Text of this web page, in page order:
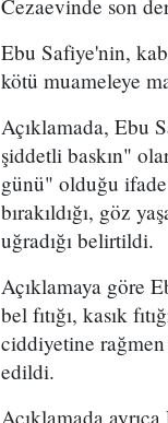
Cezaevinde son
Ebu Safiye'nin,
kötü muameleye
Açıklamada, Ebu
şiddetli baskın"
günü" olduğu
bırakıldığı, göz
uğradığı belirtildi.
Açıklamaya göre
bel fıtığı, kasık
ciddiyetine
edildi.
Açıklamada